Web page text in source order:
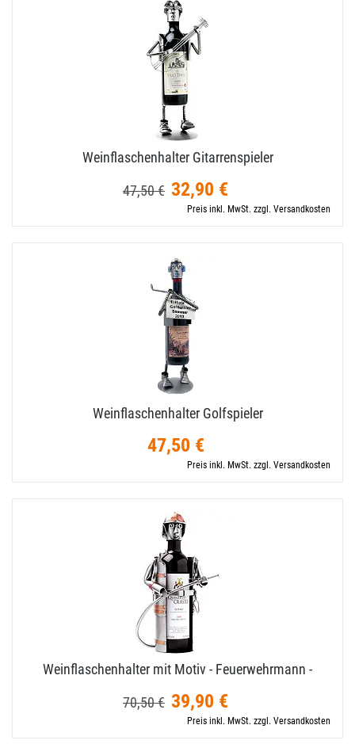
Weinflaschenhalter Gitarrenspieler
47,50 € 32,90 €
Preis inkl. MwSt. zzgl. Versandkosten
Weinflaschenhalter Golfspieler
47,50 €
Preis inkl. MwSt. zzgl. Versandkosten
Weinflaschenhalter mit Motiv - Feuerwehrmann -
70,50 € 39,90 €
Preis inkl. MwSt. zzgl. Versandkosten